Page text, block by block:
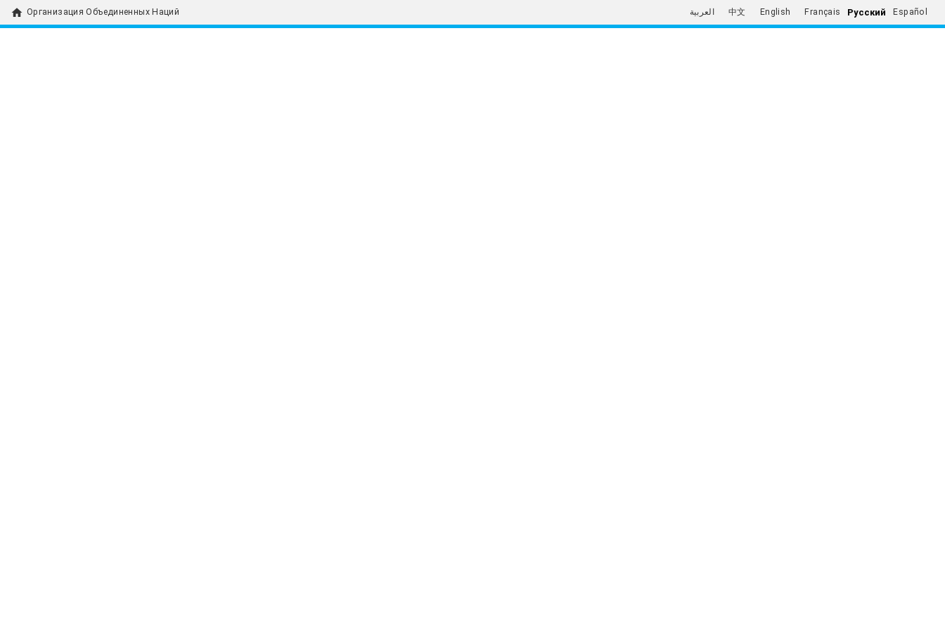
home Организация Объединенных Наций العربية 中文 English Français Русский Español